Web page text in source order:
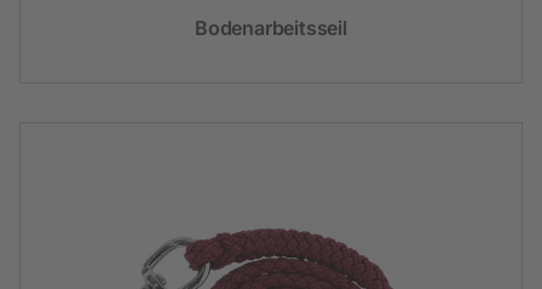
Bodenarbeitsseil